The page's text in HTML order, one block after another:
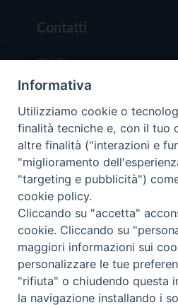
Contatti
Chi Siamo
Redazione
Scrivici
Copyright © 2019 -
Trentina Editrice
Privacy Policy
Informativa
Utilizziamo cookie o
finalità tecniche e, con il tuo
altre finalità ("interazioni e
"miglioramento
"targeting e pubblicità")
cookie policy.
Cliccando su "accetta"
cookie. Cliccando su
maggiori informazioni sui
personalizzare le tue
"rifiuta" o chiudendo questa
la navigazione installando i